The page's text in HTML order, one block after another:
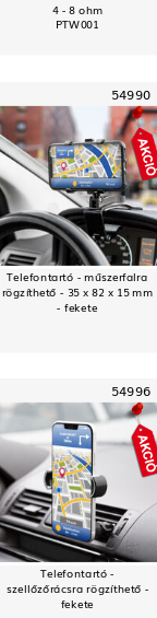
4 - 8 ohm
PTW001
54990
Telefontartó - műszerfalra
rögzíthető - 35 x 82 x 15 mm
- fekete
54996
Telefontartó -
szellőzőrácsra rögzíthető -
fekete